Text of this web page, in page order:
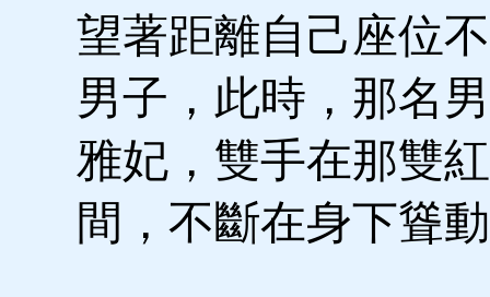
望著距離自己座位
男子，此時，那名
雅妃，雙手在那雙
間，不斷在身下聳